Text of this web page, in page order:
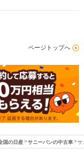
ページトップへ
国の日産 サニーバンの中古車 サ